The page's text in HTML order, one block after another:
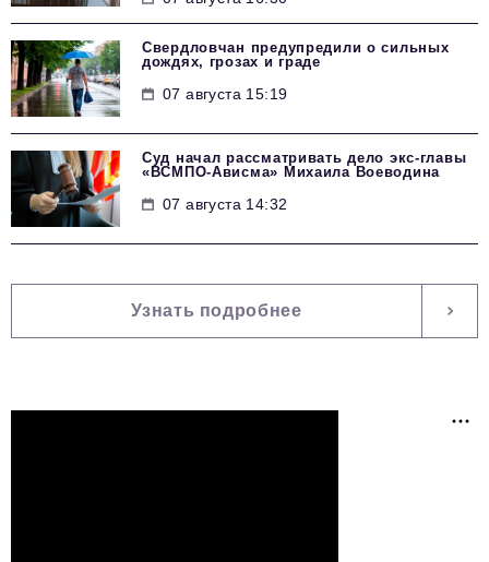
Свердловчан предупредили о сильных
дождях, грозах и граде
07 августа 15:19
Суд начал рассматривать дело экс-главы
«ВСМПО-Ависма» Михаила Воеводина
07 августа 14:32
Узнать подробнее